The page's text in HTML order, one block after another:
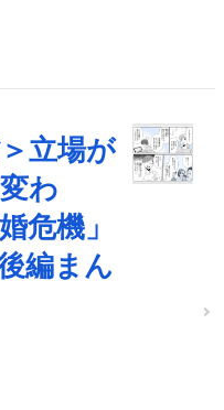
立場が
わ
危機」
編まん